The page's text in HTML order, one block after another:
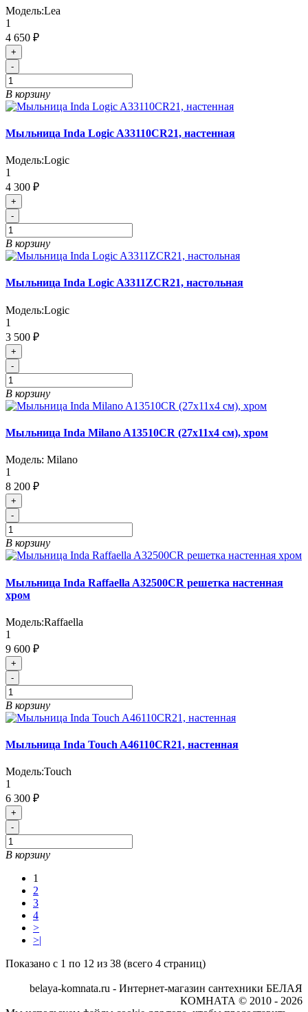
Модель:Lea
1
4 650 ₽
+
-
В корзину
Мыльница Inda Logic A33110CR21, настенная
Модель:Logic
1
4 300 ₽
+
-
В корзину
Мыльница Inda Logic A3311ZCR21, настольная
Модель:Logic
1
3 500 ₽
+
-
В корзину
Мыльница Inda Milano A13510CR (27х11х4 см), хром
Модель: Milano
1
8 200 ₽
+
-
В корзину
Мыльница Inda Raffaella A32500CR решетка настенная
хром
Модель:Raffaella
1
9 600 ₽
+
-
В корзину
Мыльница Inda Touch A46110CR21, настенная
Модель:Touch
1
6 300 ₽
+
-
В корзину
1
2
3
4
>
>|
Показано с 1 по 12 из 38 (всего 4 страниц)
belaya-komnata.ru - Интернет-магазин сантехники БЕЛАЯ
КОМНАТА © 2010 - 2026